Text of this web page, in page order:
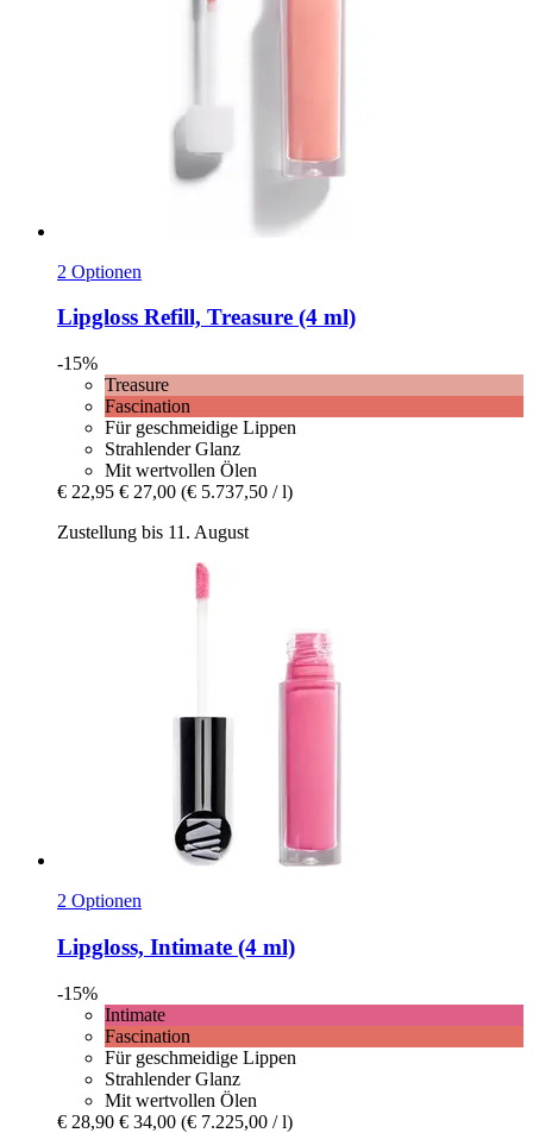
2 Optionen
Lipgloss Refill, Treasure (4 ml)
-15%
Treasure
Fascination
Für geschmeidige Lippen
Strahlender Glanz
Mit wertvollen Ölen
€ 22,95 € 27,00 (€ 5.737,50 / l)
Zustellung bis 11. August
2 Optionen
Lipgloss, Intimate (4 ml)
-15%
Intimate
Fascination
Für geschmeidige Lippen
Strahlender Glanz
Mit wertvollen Ölen
€ 28,90 € 34,00 (€ 7.225,00 / l)